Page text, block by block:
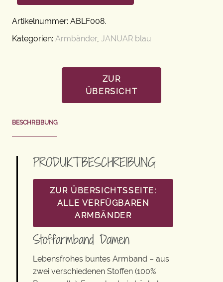
Artikelnummer: ABLF008.
Kategorien: Armbänder, JANUAR blau
ZUR
ÜBERSICHT
BESCHREIBUNG
PRODUKTBESCHREIBUNG
ZUR ÜBERSICHTSSEITE:
ALLE VERFÜGBAREN
ARMBÄNDER
Stoffarmband Damen
Lebensfrohes buntes Armband – aus
zwei verschiedenen Stoffen (100%